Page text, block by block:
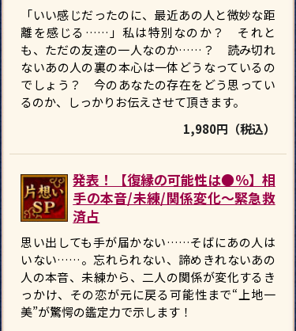
「いい感じだったのに、最近あの人と微妙な距
離を感じる……」私は特別なのか？ それと
も、ただの友達の一人なのか……？ 読み切れ
ないあの人の裏の本心は一体どうなっているの
でしょう？ 今のあなたの存在をどう思ってい
るのか、しっかりお伝えさせて頂きます。
1,980円（税込）
発表！【復縁の可能性は●％】相
手の本音/未練/関係変化〜緊急救
済占
思い出しても手が届かない……そばにあの人は
いない……。忘れられない、諦めきれないあの
人の本音、未練から、二人の関係が変化するき
っかけ、その恋が元に戻る可能性まで“上地一
美”が驚愕の鑑定力で示します！